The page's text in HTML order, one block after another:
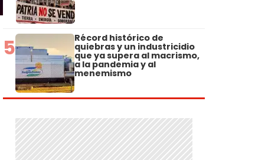
5 Récord histórico de
quiebras y un industricidio
que ya supera al macrismo,
a la pandemia y al
menemismo